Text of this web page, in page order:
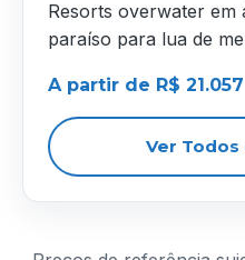
Resorts overwater
paraíso para lua de
A partir de R$ 21.057
Ver Todos